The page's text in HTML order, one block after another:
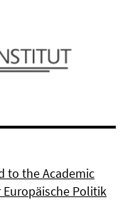
to the Academic
Politik